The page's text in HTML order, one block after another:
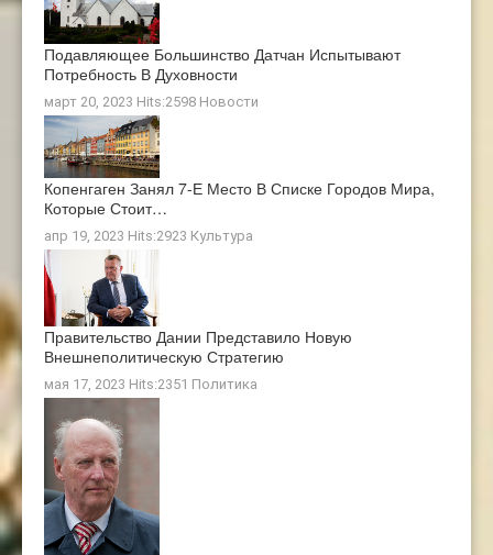
Подавляющее Большинство Датчан Испытывают
Потребность В Духовности
март 20, 2023 Hits:2598 Новости
Копенгаген Занял 7-Е Место В Списке Городов Мира,
Которые Стоит…
апр 19, 2023 Hits:2923 Культура
Правительство Дании Представило Новую
Внешнеполитическую Стратегию
мая 17, 2023 Hits:2351 Политика